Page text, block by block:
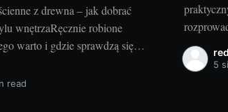
z drewna – jak dobrać
wnętrzaRęcznie robione
warto i gdzie sprawdzą się
ścienne to coś więcej niż
i unikatowy rysunek słojów,
read
instalacja
5